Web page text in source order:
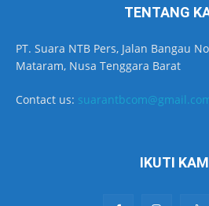
TENTANG
PT. Suara NTB Pers, Jalan Bangau
Mataram, Nusa Tenggara Barat
Contact us:
IKUTI